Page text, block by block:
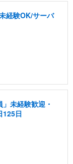
経験OK/サーバ
未経験歓迎・
125日